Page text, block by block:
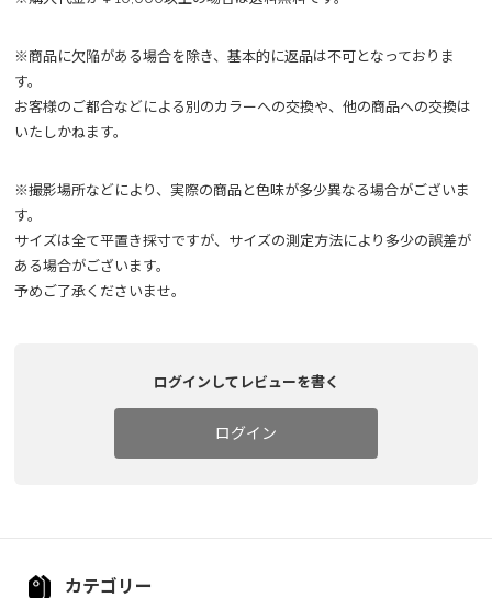
※商品に欠陥がある場合を除き、基本的に返品は不可となっておりま
す。
お客様のご都合などによる別のカラーへの交換や、他の商品への交換は
いたしかねます。
※撮影場所などにより、実際の商品と色味が多少異なる場合がございま
す。
サイズは全て平置き採寸ですが、サイズの測定方法により多少の誤差が
ある場合がございます。
予めご了承くださいませ。
ログインしてレビューを書く
ログイン
カテゴリー